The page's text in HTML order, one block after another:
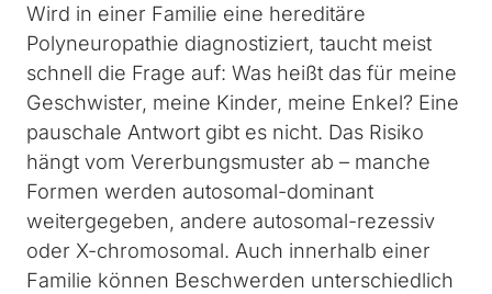
Wird in einer Familie eine hereditäre
Polyneuropathie diagnostiziert, taucht meist
schnell die Frage auf: Was heißt das für meine
Geschwister, meine Kinder, meine Enkel? Eine
pauschale Antwort gibt es nicht. Das Risiko
hängt vom Vererbungsmuster ab – manche
Formen werden autosomal-dominant
weitergegeben, andere autosomal-rezessiv
oder X-chromosomal. Auch innerhalb einer
Familie können Beschwerden unterschiedlich